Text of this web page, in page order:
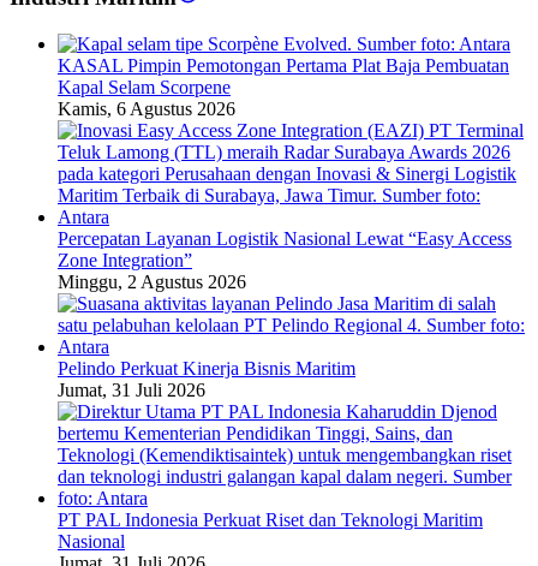
KASAL Pimpin Pemotongan Pertama Plat Baja Pembuatan
Kapal Selam Scorpene
Kamis, 6 Agustus 2026
Percepatan Layanan Logistik Nasional Lewat “Easy Access
Zone Integration”
Minggu, 2 Agustus 2026
Pelindo Perkuat Kinerja Bisnis Maritim
Jumat, 31 Juli 2026
PT PAL Indonesia Perkuat Riset dan Teknologi Maritim
Nasional